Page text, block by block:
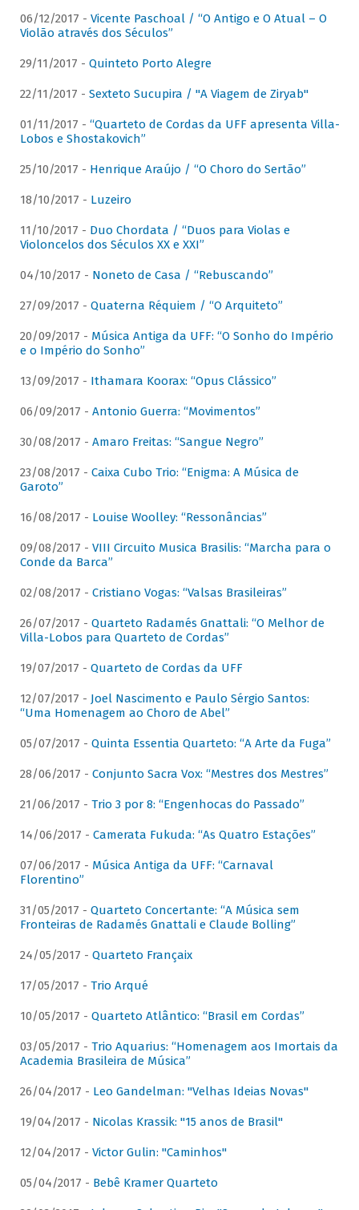
06/12/2017 - Vicente Paschoal / “O Antigo e O Atual – O
Violão através dos Séculos”
29/11/2017 - Quinteto Porto Alegre
22/11/2017 - Sexteto Sucupira / "A Viagem de Ziryab"
01/11/2017 - “Quarteto de Cordas da UFF apresenta Villa-
Lobos e Shostakovich”
25/10/2017 - Henrique Araújo / “O Choro do Sertão”
18/10/2017 - Luzeiro
11/10/2017 - Duo Chordata / “Duos para Violas e
Violoncelos dos Séculos XX e XXI”
04/10/2017 - Noneto de Casa / “Rebuscando”
27/09/2017 - Quaterna Réquiem / “O Arquiteto”
20/09/2017 - Música Antiga da UFF: “O Sonho do Império
e o Império do Sonho”
13/09/2017 - Ithamara Koorax: “Opus Clássico”
06/09/2017 - Antonio Guerra: “Movimentos”
30/08/2017 - Amaro Freitas: “Sangue Negro”
23/08/2017 - Caixa Cubo Trio: “Enigma: A Música de
Garoto”
16/08/2017 - Louise Woolley: “Ressonâncias”
09/08/2017 - VIII Circuito Musica Brasilis: “Marcha para o
Conde da Barca”
02/08/2017 - Cristiano Vogas: “Valsas Brasileiras”
26/07/2017 - Quarteto Radamés Gnattali: “O Melhor de
Villa-Lobos para Quarteto de Cordas”
19/07/2017 - Quarteto de Cordas da UFF
12/07/2017 - Joel Nascimento e Paulo Sérgio Santos:
“Uma Homenagem ao Choro de Abel”
05/07/2017 - Quinta Essentia Quarteto: “A Arte da Fuga”
28/06/2017 - Conjunto Sacra Vox: “Mestres dos Mestres”
21/06/2017 - Trio 3 por 8: “Engenhocas do Passado”
14/06/2017 - Camerata Fukuda: “As Quatro Estações”
07/06/2017 - Música Antiga da UFF: “Carnaval
Florentino”
31/05/2017 - Quarteto Concertante: “A Música sem
Fronteiras de Radamés Gnattali e Claude Bolling”
24/05/2017 - Quarteto Françaix
17/05/2017 - Trio Arqué
10/05/2017 - Quarteto Atlântico: “Brasil em Cordas”
03/05/2017 - Trio Aquarius: “Homenagem aos Imortais da
Academia Brasileira de Música”
26/04/2017 - Leo Gandelman: "Velhas Ideias Novas"
19/04/2017 - Nicolas Krassik: "15 anos de Brasil"
12/04/2017 - Victor Gulin: "Caminhos"
05/04/2017 - Bebê Kramer Quarteto